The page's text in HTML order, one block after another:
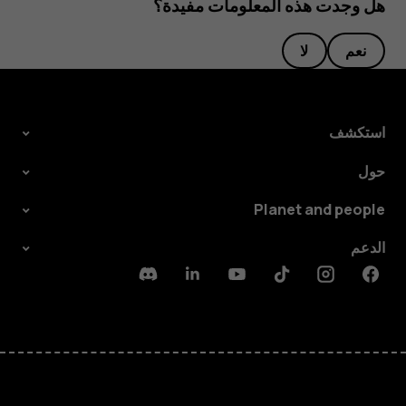
هل وجدت هذه المعلومات مفيدة؟
نعم لا
استكشف
حول
Planet and people
الدعم
Facebook
Instagram
Tiktok
Youtube
Linkedin
Discord